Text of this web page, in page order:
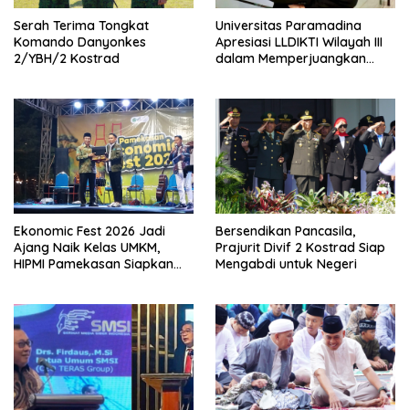
Serah Terima Tongkat
Komando Danyonkes
2/YBH/2 Kostrad
Universitas Paramadina
Apresiasi LLDIKTI Wilayah III
dalam Memperjuangkan
Ekonomic Fest 2026 Jadi
Ajang Naik Kelas UMKM,
HIPMI Pamekasan Siapkan
Bersendikan Pancasila,
Prajurit Divif 2 Kostrad Siap
Mengabdi untuk Negeri